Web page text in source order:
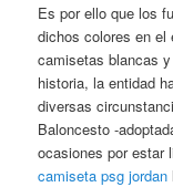
Es por ello que los
dichos colores en el
camisetas blancas
historia, la entidad
diversas
Baloncesto -
ocasiones por estar
camiseta psg jordan